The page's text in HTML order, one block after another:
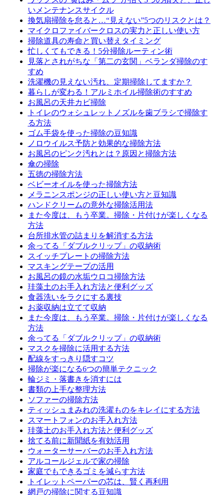
いメンテナンスサイクル
換気扇掃除を怠ると…“見えない”5つのリスクとは？
マイクロファイバークロスの実力と正しい使い方
掃除道具の寿命と買い替えタイミング
忙しくてもできる！5分掃除ルーティン術
見落とされがちな「第二の玄関」ベランダ掃除のす
すめ
洗濯機の見えない汚れ、定期掃除してますか？
暮らしが変わる！アルミホイル掃除術のすすめ
お風呂の天井カビ掃除
トイレのウォシュレットノズルを歯ブラシで掃除す
る方法
ゴム手袋を使った掃除の豆知識
ノロウイルス予防と効果的な掃除方法
お風呂のピンク汚れとは？原因と掃除方法
傘の掃除
五徳の掃除方法
ベビーオイルを使った掃除方法
メラニンスポンジの正しい使い方と豆知識
ハンドクリームの意外な掃除活用法
また今度は、もう卒業。掃除・片付けが楽しくなる
方法
台所排水管の詰まりを解消する方法
余ってる「ダブルクリップ」の収納術
スイッチプレートの掃除方法
マスキングテープの活用
お風呂の鏡の水垢ウロコ掃除方法
珪藻土のお手入れ方法と便利グッズ
食器洗いをラクにする裏技
お薬収納は立てて収納
また今度は、もう卒業。掃除・片付けが楽しくなる
方法
余ってる「ダブルクリップ」の収納術
マスクを掃除に活用する方法
配線をすっきり隠すコツ
掃除が楽になる6つの簡単テクニック
輪ジミ・落書きを消すには
書類の上手な整理方法
ソファーの掃除方法
ティッシュまみれの洗濯ものをキレイにする方法
スマートフォンのお手入れ方法
珪藻土のお手入れ方法と便利グッズ
捨てる前に新聞紙を有効活用
ウォーターサーバーのお手入れ方法
アルコールジェルで家の掃除
家庭でもできるゴミを減らす方法
トイレットペーパーの芯は、賢く再利用
網戸の掃除に関する豆知識